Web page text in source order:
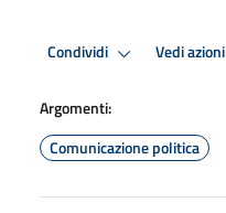
Condividi Vedi azioni
Argomenti:
Comunicazione politica